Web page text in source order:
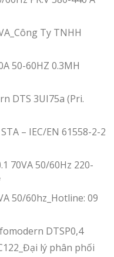
Ty TNHH
50-60HZ 0.3MH
DTS 3UI75a (Pri.
– IEC/EN 61558-2-2
70VA 50/60Hz 220-
50/60hz_Hotline: 09
DTSP0,4
lý phân phối